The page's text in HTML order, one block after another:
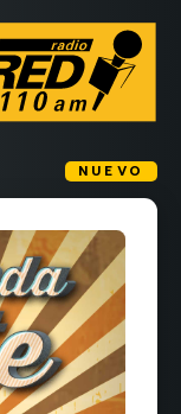
NUEVO